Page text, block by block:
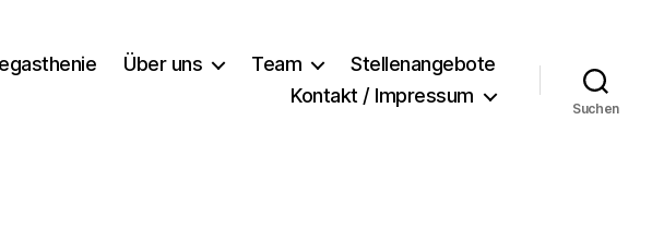
Über uns Team
Stellenangebote
Kontakt / Impressum
Suchen